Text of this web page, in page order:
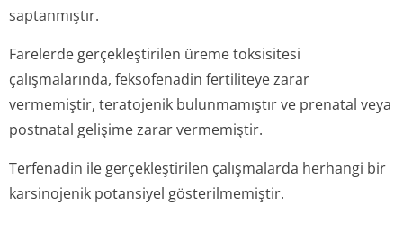
saptanmıştır.
Farelerde gerçekleştirilen üreme toksisitesi
çalışmalarında, feksofenadin fertiliteye zarar
vermemiştir, teratojenik bulunmamıştır ve prenatal veya
postnatal gelişime zarar vermemiştir.
Terfenadin ile gerçekleştirilen çalışmalarda herhangi bir
karsinojenik potansiyel gösterilmemiştir.